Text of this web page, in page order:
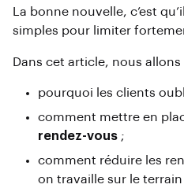
La bonne nouvelle, c’est
simples pour limiter
Dans cet article, nous allons
pourquoi les clients
comment mettre en
rendez-vous ;
comment réduire les
on travaille sur le terrain